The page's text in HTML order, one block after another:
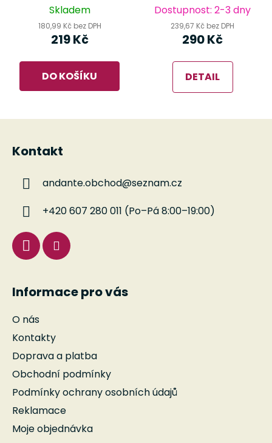
Skladem
180,99 Kč bez DPH
219 Kč
DO KOŠÍKU
Dostupnost: 2-3 dny
239,67 Kč bez DPH
290 Kč
DETAIL
Kontakt
andante.obchod@seznam.cz
+420 607 280 011 (Po–Pá 8:00–19:00)
Informace pro vás
O nás
Kontakty
Doprava a platba
Obchodní podmínky
Podmínky ochrany osobních údajů
Reklamace
Moje objednávka